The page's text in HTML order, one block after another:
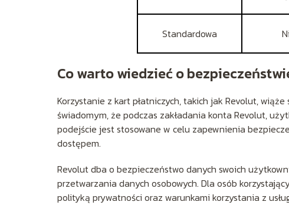
Standardowa
Co warto wiedzieć o
Korzystanie z kart płatniczych, takich jak Revolut,
świadomym, że podczas zakładania konta Revolut,
podejście jest stosowane w celu zapewnienia
dostępem.
Revolut dba o bezpieczeństwo danych swoich
przetwarzania danych osobowych. Dla osób
polityką prywatności oraz warunkami korzystania z